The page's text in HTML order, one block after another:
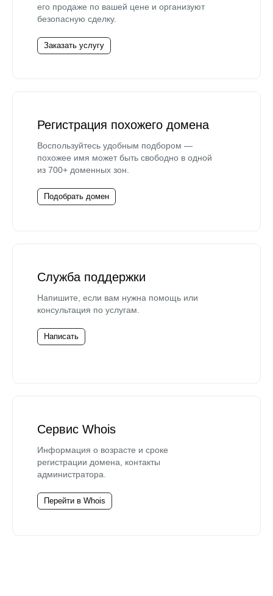
его продаже по вашей цене и организуют
безопасную сделку.
Заказать услугу
Регистрация похожего домена
Воспользуйтесь удобным подбором —
похожее имя может быть свободно в одной
из 700+ доменных зон.
Подобрать домен
Служба поддержки
Напишите, если вам нужна помощь или
консультация по услугам.
Написать
Сервис Whois
Информация о возрасте и сроке
регистрации домена, контакты
администратора.
Перейти в Whois